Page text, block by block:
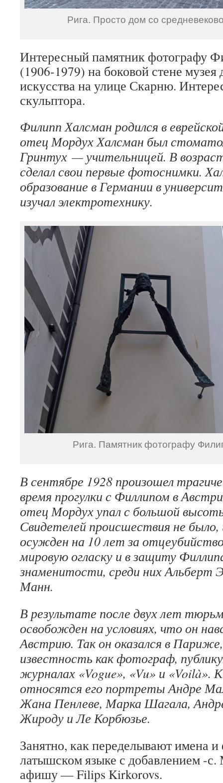
Рига. Просто дом со
Интересный памятник фотографу
(1906-1979) на боковой стене музея
искусства на улице Скарню.
скульптора.
Филипп Халсман родился в
отец Мордух Халсман был
Гринтух — учительницей. В
сделал свои первые фотоснимки.
образование в Германии в
изучал электротехнику.
Рига. Памятник фотографу
В сентябре 1928 произошел
время прогулки с Филлипом в
отец Мордух упал с большой
Свидетелей происшествия не
осужден на 10 лет за
мировую огласку и в защиту
знаменитости, среди них Альберт
Манн.
В результате после двух лет
освобожден на условиях, что он
Австрию. Так он оказался в Париже,
известность как фотограф,
журналах «Vogue», «Vu» и «Voilà».
относятся его портреты Андре
Жана Пенлеве, Марка Шагала,
Жироду и Ле Корбюзье.
Занятно, как переделывают имена
латышском языке с добавлением -с.
афишу — Filips Kirkorovs.